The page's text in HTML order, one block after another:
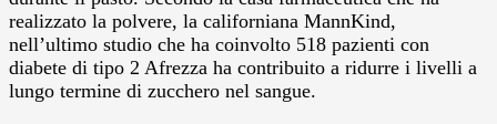
realizzato la polvere, la californiana MannKind,
nell’ultimo studio che ha coinvolto 518 pazienti con
diabete di tipo 2 Afrezza ha contribuito a ridurre i livelli a
lungo termine di zucchero nel sangue.